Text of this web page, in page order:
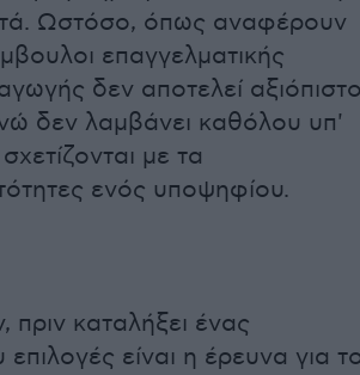
Ωστόσο, όπως αναφέρουν
επαγγελματικής
δεν αποτελεί
δεν λαμβάνει καθόλου υπ'
με τα
ενός υποψηφίου.
καταλήξει ένας
είναι η έρευνα για